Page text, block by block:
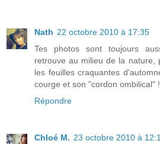
Nath 22 octobre 2010 à 17:35
Tes photos sont toujours
retrouve au milieu de la nature,
les feuilles craquantes
courge et son "cordon ombilical" !
Répondre
Chloé M. 23 octobre 2010 à